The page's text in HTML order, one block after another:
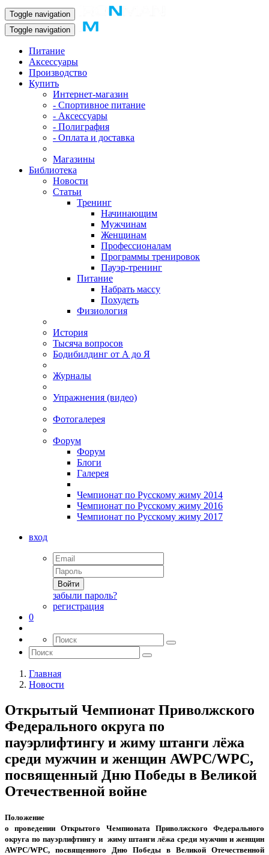
Toggle navigation
Toggle navigation
Питание
Аксессуары
Производство
Купить
Интернет-магазин
- Спортивное питание
- Аксессуары
- Полиграфия
- Оплата и доставка
Магазины
Библиотека
Новости
Статьи
Тренинг
Начинающим
Мужчинам
Женщинам
Профессионалам
Программы тренировок
Пауэр-тренинг
Питание
Набрать массу
Похудеть
Физиология
История
Тысяча вопросов
Бодибилдинг от А до Я
Журналы
Упражнения (видео)
Фотогалерея
Форум
Форум
Блоги
Галерея
Чемпионат по Русскому жиму 2014
Чемпионат по Русскому жиму 2016
Чемпионат по Русскому жиму 2017
вход
Войти
забыли пароль?
регистрация
0
Главная
Новости
Открытый Чемпионат Приволжского
Федерального округа по
пауэрлифтингу и жиму штанги лёжа
среди мужчин и женщин AWPC/WPC,
посвященный Дню Победы в Великой
Отечественной войне
Положение
о проведении Открытого Чемпионата Приволжского Федерального
округа по пауэрлифтингу и жиму штанги лёжа среди мужчин и женщин
AWPC/WPC, посвященного Дню Победы в Великой Отечественной